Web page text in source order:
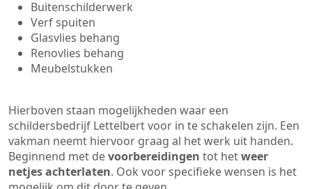
Buitenschilderwerk
Verf spuiten
Glasvlies behang
Renovlies behang
Meubelstukken
Hierboven staan mogelijkheden waar een
schildersbedrijf Lettelbert voor in te schakelen zijn. Een
vakman neemt hiervoor graag al het werk uit handen.
Beginnend met devoorbereidingen tot hetweer
netjes achterlaten. Ook voor specifieke wensen is het